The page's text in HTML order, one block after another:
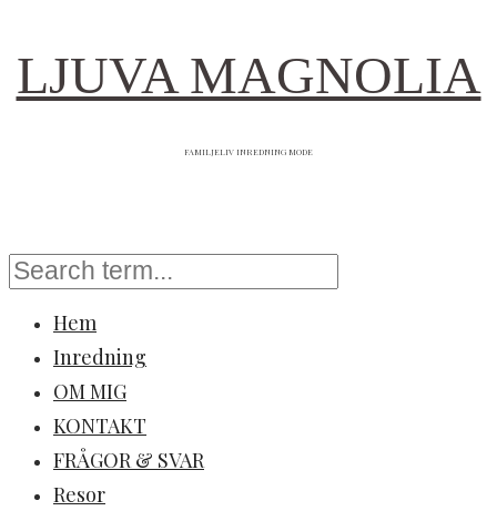
LJUVA MAGNOLIA
FAMILJELIV INREDNING MODE
Hem
Inredning
OM MIG
KONTAKT
FRÅGOR & SVAR
Resor